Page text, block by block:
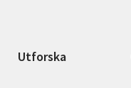
Utforska